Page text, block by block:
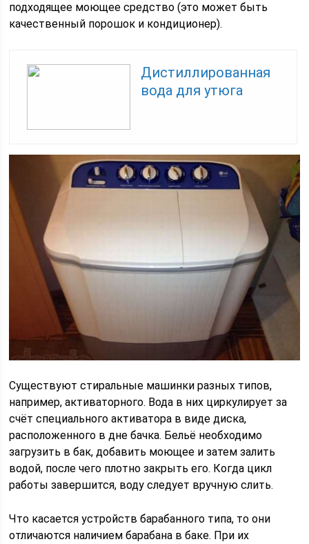
подходящее моющее средство (это может быть
качественный порошок и кондиционер).
Дистиллированная
вода для утюга
Существуют стиральные машинки разных типов,
например, активаторного. Вода в них циркулирует за
счёт специального активатора в виде диска,
расположенного в дне бачка. Бельё необходимо
загрузить в бак, добавить моющее и затем залить
водой, после чего плотно закрыть его. Когда цикл
работы завершится, воду следует вручную слить.
Что касается устройств барабанного типа, то они
отличаются наличием барабана в баке. При их